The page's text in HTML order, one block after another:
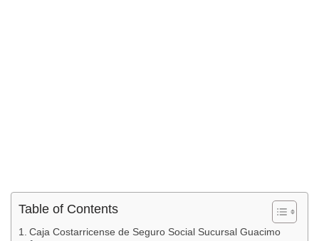
Table of Contents
Caja Costarricense de Seguro Social Sucursal Guacimo